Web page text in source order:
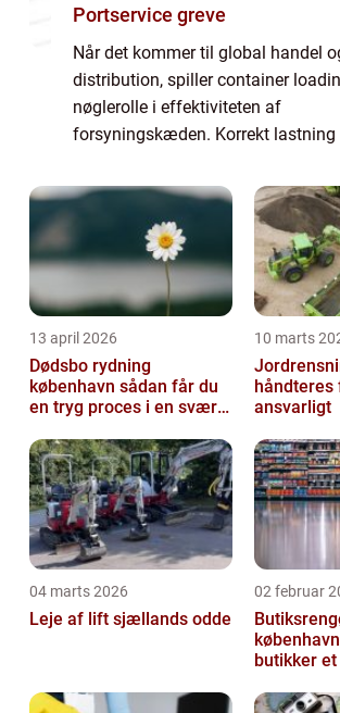
Portservice greve
Når det kommer til global handel
distribution, spiller container
nøglerolle i effektiviteten af
forsyningskæden. Korrekt lastning
destination intakte, men det
pladsen, skær...
13 april 2026
Dødsbo rydning
københavn sådan får du
en tryg proces i en svær
10 marts
håndteres
ansvarligt
04 marts 2026
Leje af lift sjællands odde
02 februar
københavn sådan får
butikker